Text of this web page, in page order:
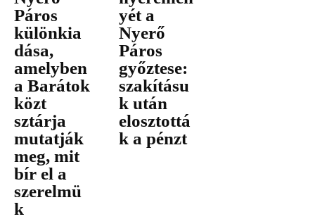
Páros
különkia
dása,
amelyben
a Barátok
közt
sztárja
mutatják
meg, mit
bír el a
szerelmü
k
yét a
Nyerő
Páros
győztese:
szakításu
k után
elosztottá
k a pénzt